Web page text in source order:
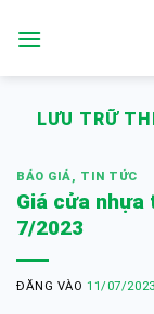
qua
LƯU TRỮ
BÁO GIÁ, TIN TỨC
Giá cửa nhựa
7/2023
ĐĂNG VÀO11/07/2023